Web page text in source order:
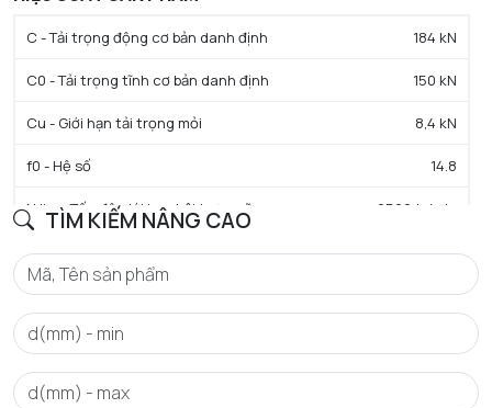
TÌM KIẾM NÂNG CAO
C - Tải trọng động cơ bản danh định 184 kN
C0 - Tải trọng tĩnh cơ bản danh định 150 kN
Cu - Giới hạn tải trọng mỏi 8,4 kN
f0 - Hệ số 14.8
N lim - Tốc độ giới hạn bôi trơn mỡ 2500 tr/min
Tmin - Nhiệt độ hoạt động tối thiểu -40 °C
Tmax - Nhiệt độ hoạt động tối đa 150 °C
GIỚI HẠN
da min - Đường kính vai tối thiểu IR